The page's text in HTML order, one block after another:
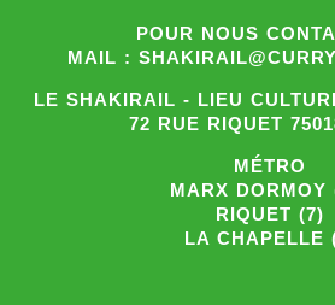
POUR NOUS
MAIL :
LE SHAKIRAIL - LIEU
72 RUE RIQUET
MÉTRO
MARX DORMOY
RIQUET (7)
LA CHAPELLE